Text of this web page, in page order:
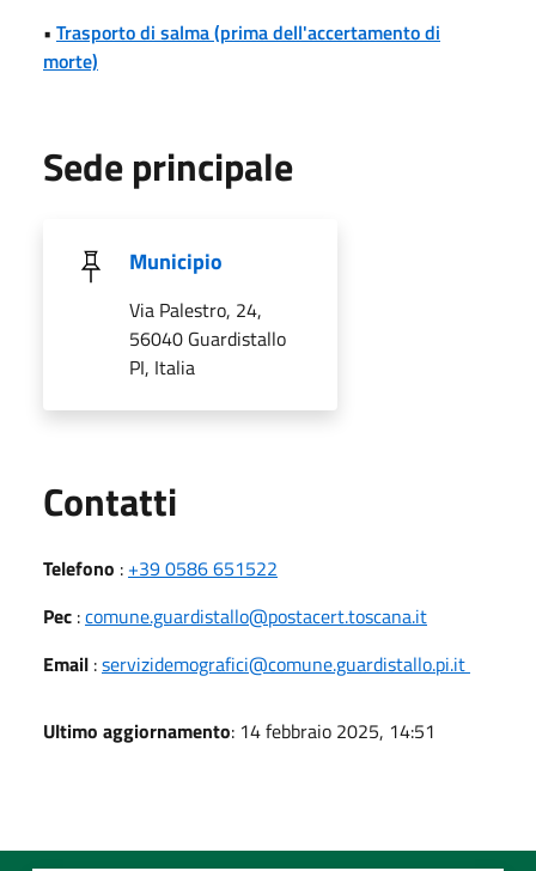
• Trasporto di salma (prima dell'accertamento di
morte)
Sede principale
Municipio
Via Palestro, 24,
56040 Guardistallo
PI, Italia
Contatti
Telefono : +39 0586 651522
Pec :comune.guardistallo@postacert.toscana.it
Email :servizidemografici@comune.guardistallo.pi.it
Ultimo aggiornamento: 14 febbraio 2025, 14:51